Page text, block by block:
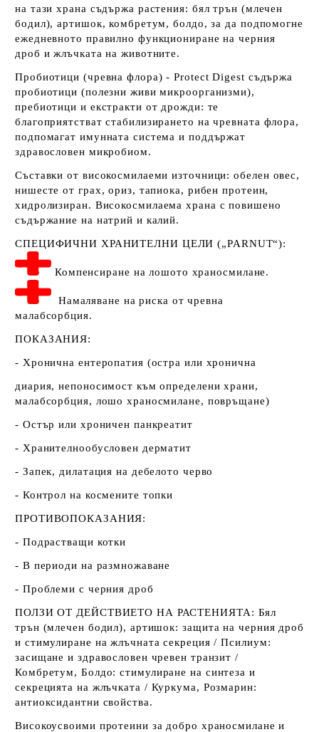
на тази храна съдържа растения: бял трън (млечен
бодил), артишок, комбретум, болдо, за да подпомогне
ежедневното правилно функциониране на черния
дроб и жлъчката на животните.
Пробиотици (чревна флора) -Protect Digest съдържа
пробиотици (полезни живи микроорганизми),
пребиотици и екстракти от дрожди: те
благоприятстват стабилизирането на чревната флора,
подпомагат имунната система и поддържат
здравословен микробиом.
Съставки от високосмилаеми източници: обелен овес,
нишесте от грах, ориз, тапиока, рибен протеин,
хидролизиран. Високосмилаема храна с повишено
съдържание на натрий и калий.
СПЕЦИФИЧНИ ХРАНИТЕЛНИ ЦЕЛИ („PARNUT“):
Компенсиране на лошото храносмилане.
Намаляване на риска от чревна
малабсорбция.
ПОКАЗАНИЯ:
- Хронична ентеропатия (остра или хронична
диария, непоносимост към определени храни,
малабсорбция, лошо храносмилане, повръщане)
- Остър или хроничен панкреатит
- Хранителнообусловен дерматит
- Запек, дилатация на дебелото черво
- Контрол на космените топки
ПРОТИВОПОКАЗАНИЯ:
- Подрастващи котки
- В периоди на размножаване
- Проблеми с черния дроб
ПОЛЗИ ОТ ДЕЙСТВИЕТО НА РАСТЕНИЯТА: Бял
трън (млечен бодил), артишок: защита на черния дроб
и стимулиране на жлъчната секреция /Псилиум:
засищане и здравословен чревен транзит /
Комбретум, Болдо: стимулиране на синтеза и
секрецията на жлъчката / Куркума, Розмарин:
антиоксидантни свойства.
Високоусвоими протеини за добро храносмилане и